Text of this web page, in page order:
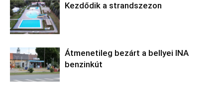
Kezdődik a strandszezon
Átmenetileg bezárt a bellyei INA
benzinkút